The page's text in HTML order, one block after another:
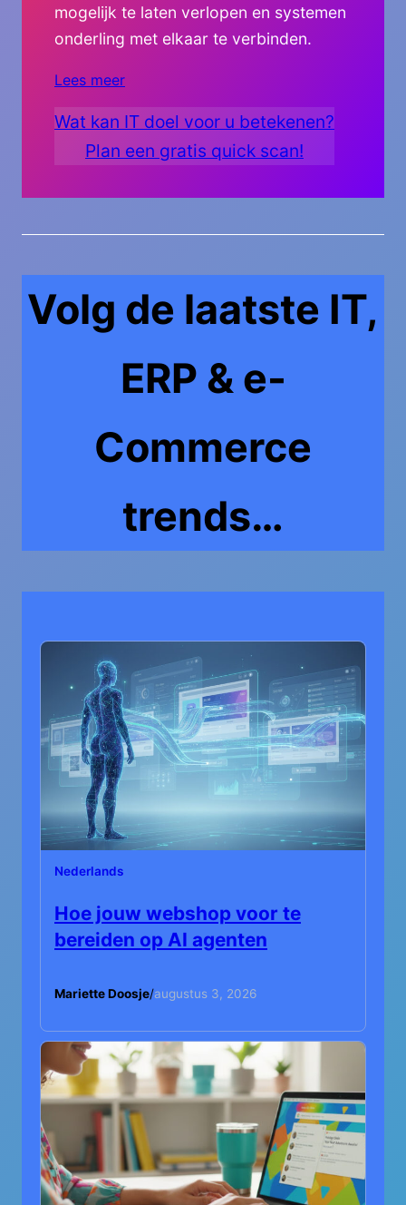
mogelijk te laten verlopen en systemen
onderling met elkaar te verbinden.
Lees meer
Wat kan IT doel voor u betekenen?
Plan een gratis quick scan!
Volg de laatste IT,
ERP & e-
Commerce
trends…
Nederlands
Hoe jouw webshop voor te
bereiden op AI agenten
Mariette Doosje/augustus 3, 2026